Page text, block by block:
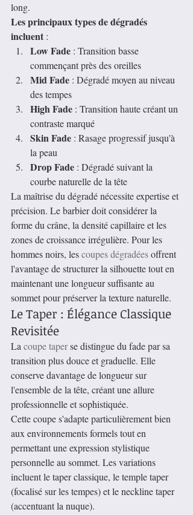
long.
Les principaux types de dégradés
incluent :
Low Fade : Transition basse
commençant près des oreilles
Mid Fade : Dégradé moyen au niveau
des tempes
High Fade : Transition haute créant un
contraste marqué
Skin Fade : Rasage progressif jusqu'à
la peau
Drop Fade : Dégradé suivant la
courbe naturelle de la tête
La maîtrise du dégradé nécessite expertise et
précision. Le barbier doit considérer la
forme du crâne, la densité capillaire et les
zones de croissance irrégulière. Pour les
hommes noirs, les coupes dégradées offrent
l'avantage de structurer la silhouette tout en
maintenant une longueur suffisante au
sommet pour préserver la texture naturelle.
Le Taper : Élégance Classique
Revisitée
La coupe taper se distingue du fade par sa
transition plus douce et graduelle. Elle
conserve davantage de longueur sur
l'ensemble de la tête, créant une allure
professionnelle et sophistiquée.
Cette coupe s'adapte particulièrement bien
aux environnements formels tout en
permettant une expression stylistique
personnelle au sommet. Les variations
incluent le taper classique, le temple taper
(focalisé sur les tempes) et le neckline taper
(accentuant la nuque).